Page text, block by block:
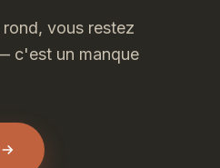
vous restez
c'est un manque